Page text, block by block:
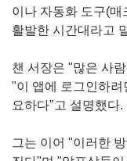
이나 자동화 도구(
활발한 시간대라고
챈 서장은 "많은 사
"이 앱에 로그인하려
요하다"고 설명했다.
그는 이어 "이러한